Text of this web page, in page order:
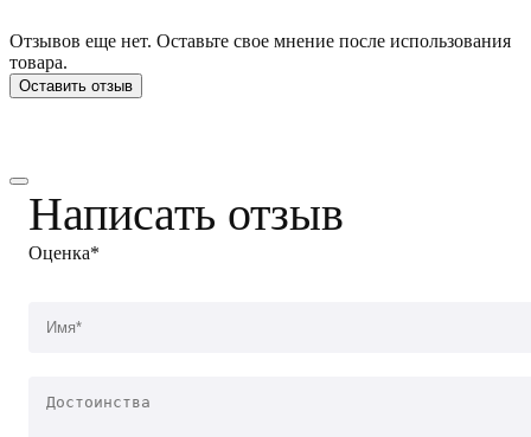
Отзывов еще нет. Оставьте свое мнение после использования
товара.
Оставить отзыв
Написать отзыв
Оценка*